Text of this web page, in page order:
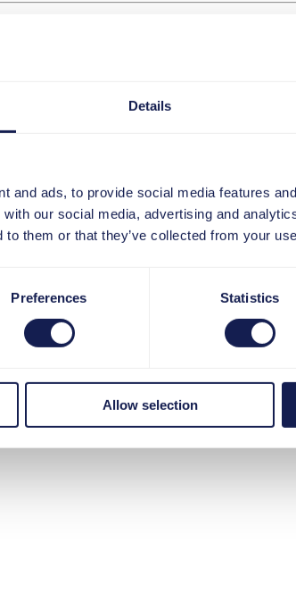
Details
and ads, to provide social media features
our social media, advertising and
to them or that they’ve collected from your
Preferences Statistics
Allow selection